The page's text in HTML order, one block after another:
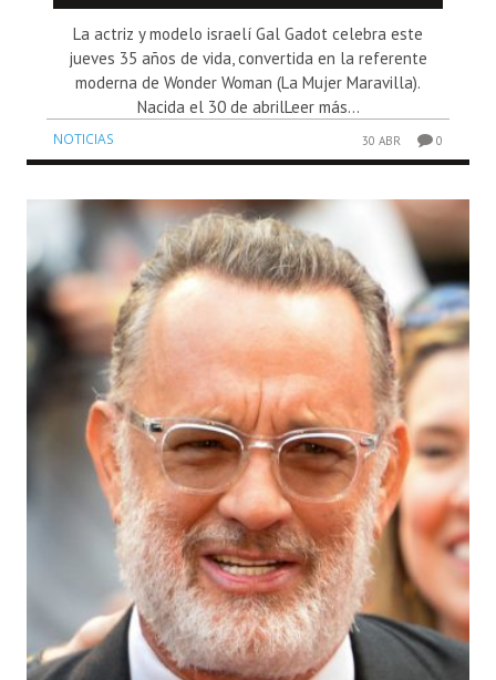
La actriz y modelo israelí Gal Gadot celebra este
jueves 35 años de vida, convertida en la referente
moderna de Wonder Woman (La Mujer Maravilla).
Nacida el 30 de abrilLeer más...
NOTICIAS 30 ABR 0